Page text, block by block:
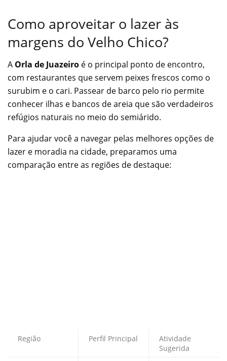
Como aproveitar o lazer às
margens do Velho Chico?
A Orla de Juazeiro é o principal ponto de encontro,
com restaurantes que servem peixes frescos como o
surubim e o cari. Passear de barco pelo rio permite
conhecer ilhas e bancos de areia que são verdadeiros
refúgios naturais no meio do semiárido.
Para ajudar você a navegar pelas melhores opções de
lazer e moradia na cidade, preparamos uma
comparação entre as regiões de destaque:
Região Perfil Principal
Atividade
Sugerida